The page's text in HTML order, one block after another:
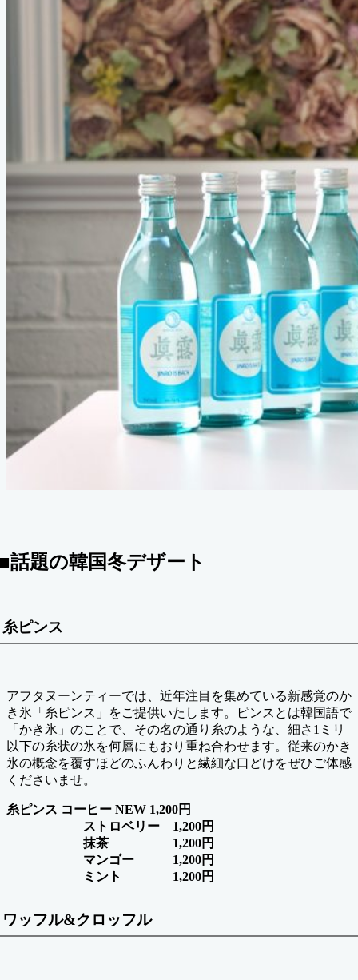
話題の韓国冬デザート
糸ピンス
アフタヌーンティーでは、近年注目を集めている新感覚のか
き氷「糸ピンス」をご提供いたします。ピンスとは韓国語で
「かき氷」のことで、その名の通り糸のような、細さ1ミリ
以下の糸状の氷を何層にもおり重ね合わせます。従来のかき
氷の概念を覆すほどのふんわりと繊細な口どけをぜひご体感
くださいませ。
糸ピンス コーヒー NEW 1,200円
ストロベリー 1,200円
抹茶 1,200円
マンゴー 1,200円
ミント 1,200円
ワッフル&クロッフル